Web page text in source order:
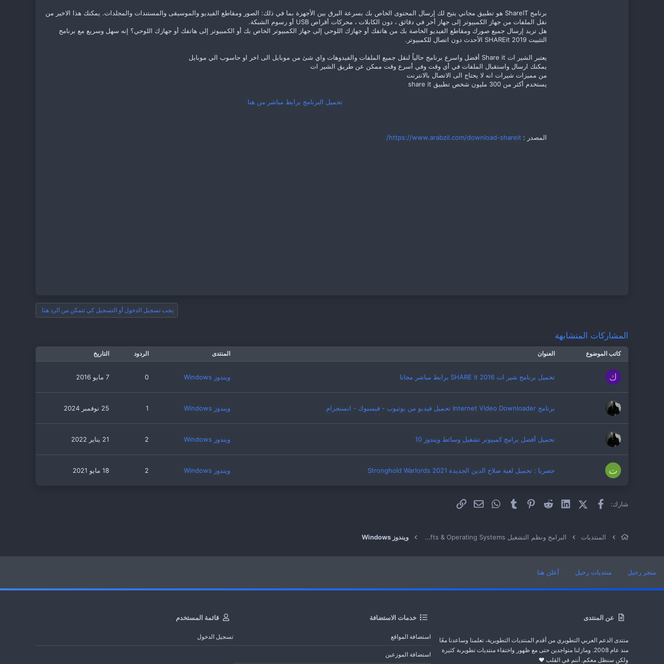
برنامج ShareIT هو تطبيق مجاني يتيح لك إرسال المحتوى الخاص بك بسرعة البرق بين الأجهزة بما في ذلك: الصور ومقاطع الفيديو والموسيقى والمستندات والمجلدات. يمكنك هذا الاخير من
نقل الملفات من جهاز الكمبيوتر إلى جهاز أخر في دقائق ، دون الكابلات ، محركات أقراص USB أو رسوم الشبكة.
هل تريد إرسال جميع صورك ومقاطع الفيديو الخاصة بك من هاتفك أو جهازك اللوحي إلى جهاز الكمبيوتر الخاص بك أو الكمبيوتر إلى هاتفك أو جهازك اللوحي؟ إنه سهل وسريع مع برنامج
التثبيت SHAREit 2019 الأحدث دون اتصال للكمبيوتر.
يعتبر الشير ات Share it أفضل واسرع برنامج حالياً لنقل جميع الملفات والفيدوهات واي شئ من موبايل الى اخر او حاسوب الي موبايل
يمكنك ارسال واستقبال الملفات في أي وقت وفي أسرع وقت ممكن عن طريق الشير ات
من مميزات شيرات انه لا يحتاج الى الاتصال بالانترنت
يستخدم أكثر من 300 مليون شخص تطبيق share it
تحميل البرنامج برابط مباشر من هنا
المصدر : https://www.arabzil.com/download-shareit/
يجب تسجيل الدخول أو التسجيل كي تتمكن من الرد هنا.
المشاركات المتشابهة
كاتب الموضوع العنوان المنتدى الردود التاريخ
ك تحميل برنامج شير ات 2016 SHARE it برابط مباشر مجانا ويندوز Windows 0 7 مايو 2016
برنامج Internet Video Downloader تحميل فيديو من يوتيوب - فيسبوك - انستجرام ويندوز Windows 1 25 نوفمبر 2024
تحميل أفضل برامج كمبيوتر تشغيل وسائط ويندوز 10 ويندوز Windows 2 21 يناير 2022
ت حصريا : تحميل لعبة صلاح الدين الجديدة 2021 Stronghold Warlords ويندوز Windows 2 18 مايو 2021
شارك: فيسبوكX (Twitter)
LinkedIn
Reddit
Pinterest
Tumblr
WhatsAppالبريد الإلكتروني
الرابط
المنتديات البرامج ونظم التشغيل Softs & Operating Systems ويندوز Windows
عن المنتدى
منتدى الدعم العربي التطويري من أقدم المنتديات التطويرية، تعلمنا وساعدنا معًا
منذ عام 2008. ومازلنا متواجدين حتى مع ظهور واختفاء منتديات تطويرىة كثيرة
ولكن سنظل معكم. أنتم في القلب ❤️
خدمات الاستضافة
استضافة المواقع
استضافة الموزعين
قائمة المستخدم
تسجيل الدخول
متجر رحيل منتديات رحيل أعلن هنا